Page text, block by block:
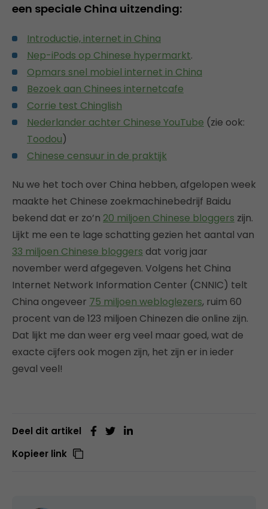
een speciale China uitzending:
Introductie, internet in China
Nep-iPods op Chinese hypermarkt.
Opmars snel mobiel internet in China
Bezoek aan Chinees internetcafe
Corrie test Chinglish
Nederlander achter Chinese YouTube (zie ook:
Toodou)
Chinese censuur in de praktijk
Nu we het toch over China hebben, afgelopen week
maakte het Chinese zoekmachinebedrijf Baidu
bekend dat er zo’n 20 miljoen Chinese bloggers zijn.
Lijkt me een te lage schatting gezien het aantal van
33 miljoen Chinese bloggers dat vorig jaar
november werd afgegeven. Volgens het China
Internet Network Information Center (CNNIC) telt
China ongeveer 75 miljoen webloglezers, ruim 60
procent van de 123 miljoen Chinezen die online zijn.
Dat lijkt me dan weer erg veel maar goed, wat de
exacte cijfers ook mogen zijn, het zijn er in ieder
geval veel!
Deel dit artikel
Kopieer link